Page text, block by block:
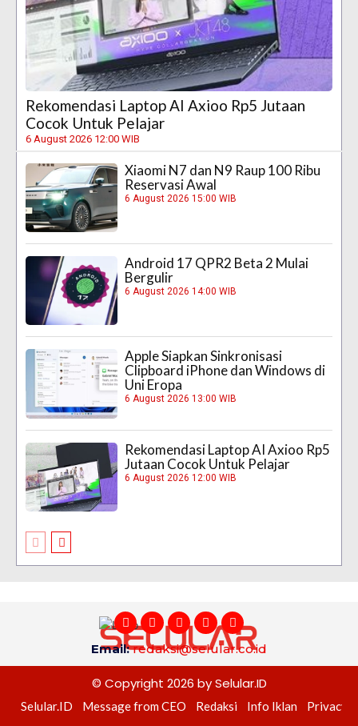
Rekomendasi Laptop AI Axioo Rp5 Jutaan
Cocok Untuk Pelajar
6 August 2026 12:00 WIB
Xiaomi N7 dan N9 Raup 100 Ribu
Reservasi Awal
6 August 2026 15:00 WIB
Android 17 QPR2 Beta 2 Mulai
Bergulir
6 August 2026 14:00 WIB
Apple Siapkan Sinkronisasi
Clipboard iPhone dan Windows di
Uni Eropa
6 August 2026 13:00 WIB
Rekomendasi Laptop AI Axioo Rp5
Jutaan Cocok Untuk Pelajar
6 August 2026 12:00 WIB
Email:redaksi@selular.co.id
© Copyright 2026 by Selular.ID
Selular.ID Message from CEO Redaksi Info Iklan Privacy